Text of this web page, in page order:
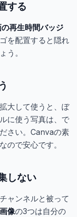
する
再生時間バッジ
を配置すると隠れ
う。
大して使うと、ぼ
に使う写真は、で
さい。Canvaの素
ので安心です。
しない
ャンネルと被って
像の3つは自分の